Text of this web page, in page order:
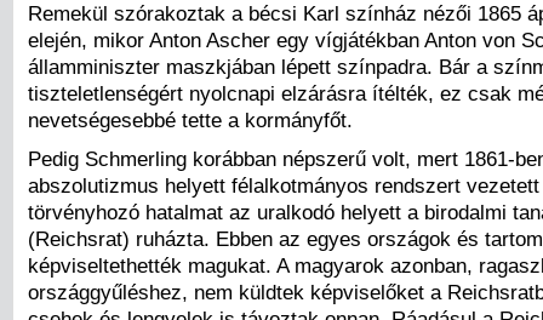
Remekül szórakoztak a bécsi Karl színház nézői 1865
elején, mikor Anton Ascher egy vígjátékban Anton von
államminiszter maszkjában lépett színpadra. Bár a
tiszteletlenségért nyolcnapi elzárásra ítélték, ez csak
nevetségesebbé tette a kormányfőt.
Pedig Schmerling korábban népszerű volt, mert 1861-
abszolutizmus helyett félalkotmányos rendszert
törvényhozó hatalmat az uralkodó helyett a birodalmi
(Reichsrat) ruházta. Ebben az egyes országok és
képviseltethették magukat. A magyarok azonban,
országgyűléshez, nem küldtek képviselőket a